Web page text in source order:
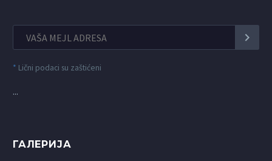
* Lični podaci su zaštićeni
...
ГАЛЕРИЈА